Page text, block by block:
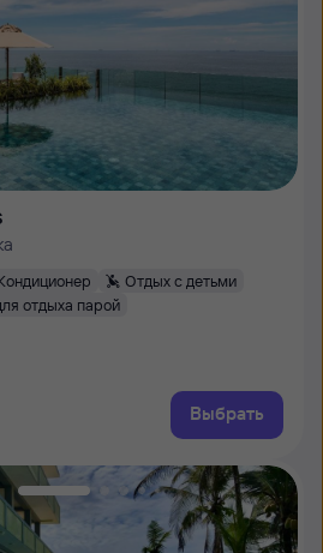
Отдых с детьми
отдыха парой
Выбрать